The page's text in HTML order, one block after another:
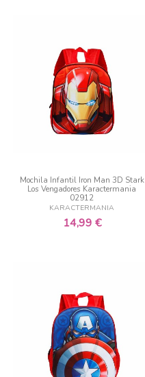
Mochila Infantil Iron Man 3D Stark
Los Vengadores Karactermania
02912
KARACTERMANIA
14,99 €